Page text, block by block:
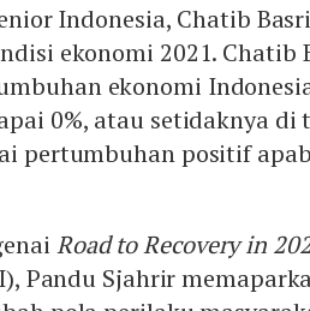
Indonesia, Chatib Basri
ekonomi 2021. Chatib
ekonomi
0%, atau setidaknya
pertumbuhan positif
Road to Recovery in
Pandu Sjahrir